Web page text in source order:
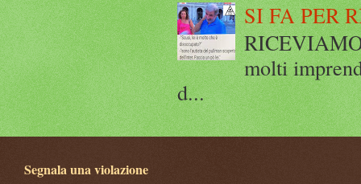
SI FA PER
molti
d...
Segnala una violazione